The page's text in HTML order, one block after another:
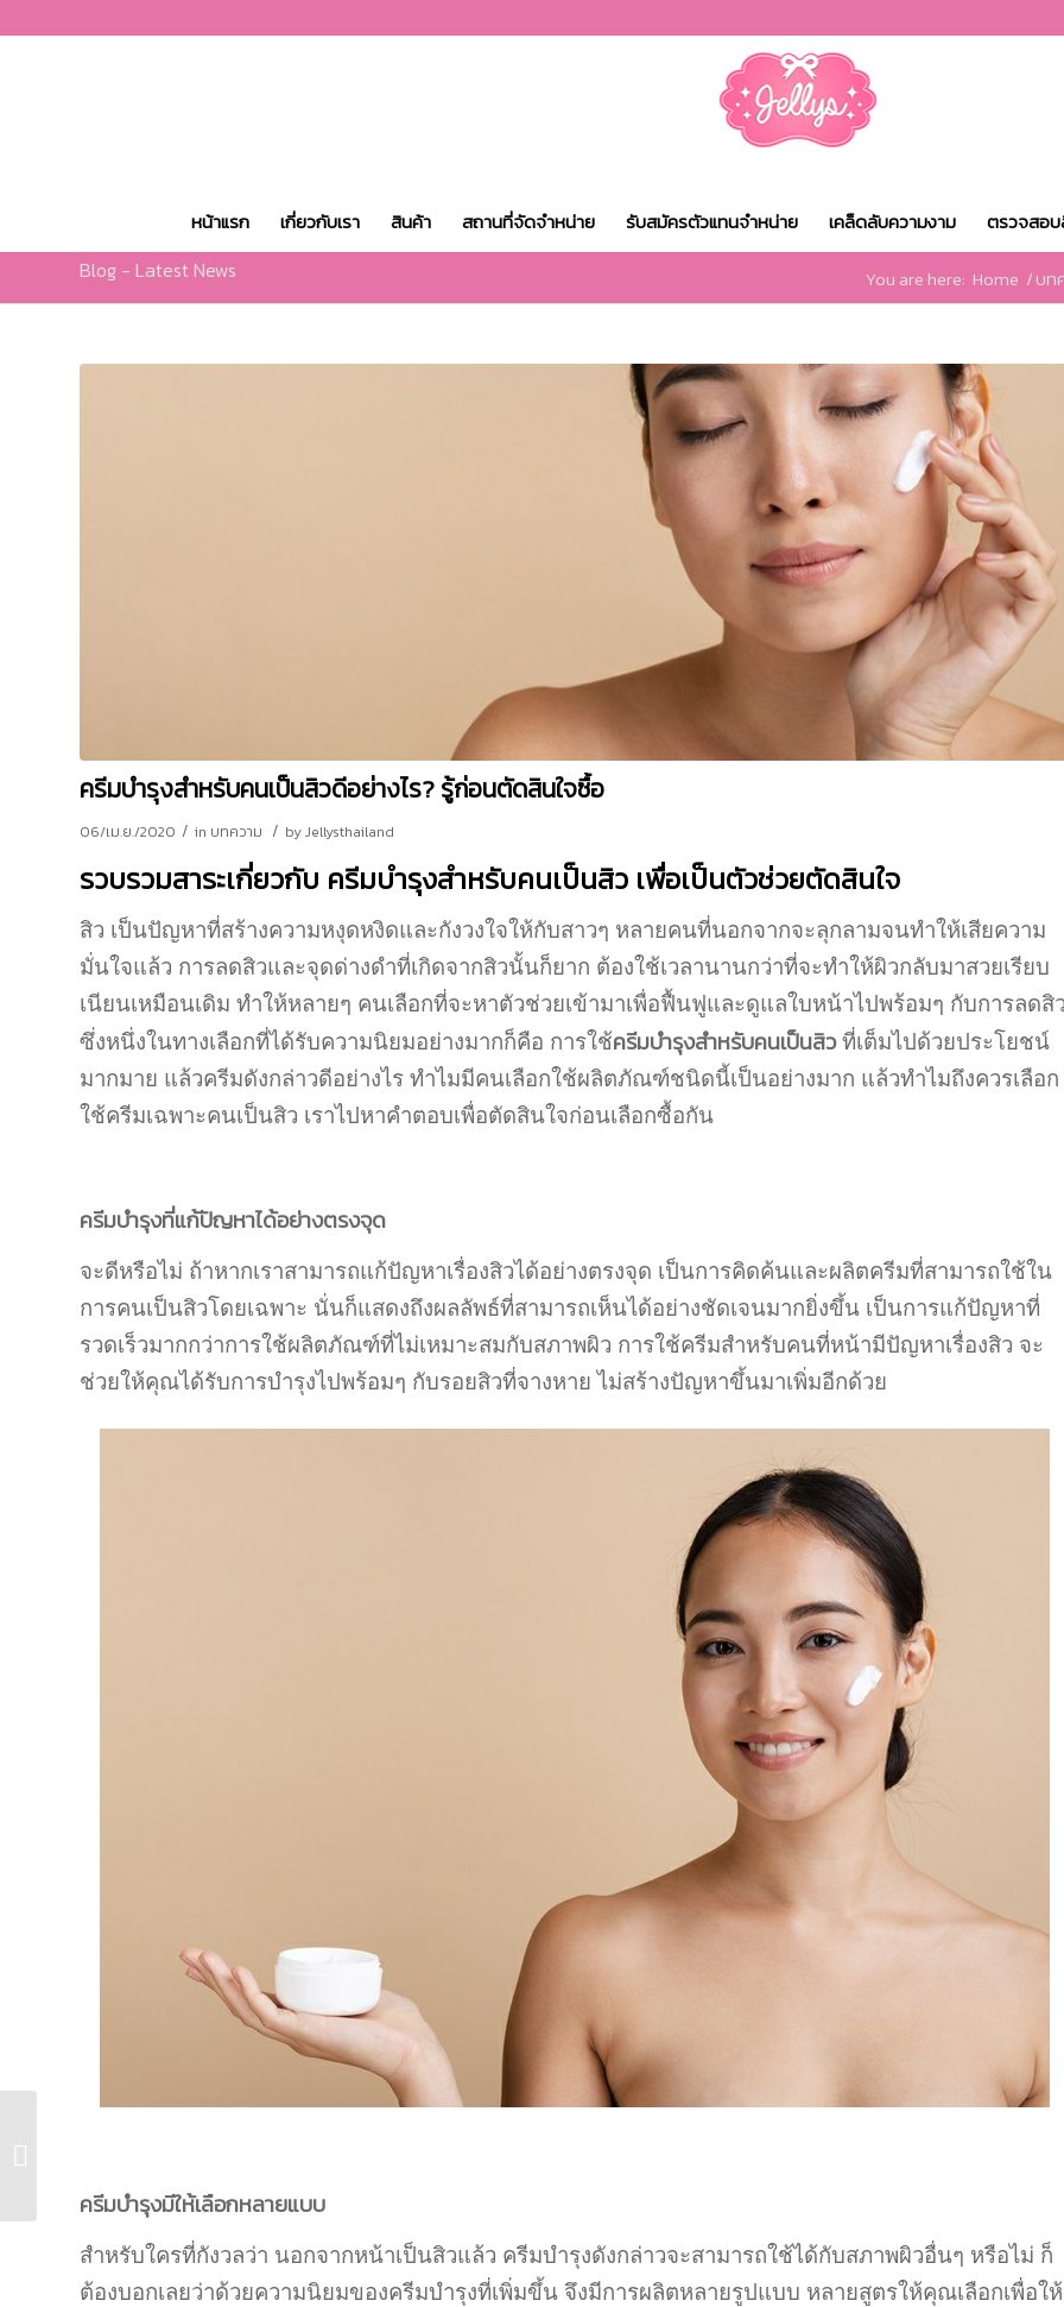
หน้าแรก เกี่ยวกับเรา สินค้า สถานที่จัดจำหน่าย รับสมัครตัวแทนจำหน่าย เคล็ดลับความงาม ตรวจสอ
Blog - Latest News You are here: Home /บท
ครีมบํารุงสําหรับคนเป็นสิวดีอย่างไร? รู้ก่อนตัดสินใจซื้อ
06/เม.ย./2020 / in บทความ / byJellysthailand
รวบรวมสาระเกี่ยวกับ ครีมบํารุงสําหรับคนเป็นสิว เพื่อเป็นตัวช่วยตัดสินใจ
สิว เป็นปัญหาที่สร้างความหงุดหงิดและกังวงใจให้กับสาวๆ หลายคนที่นอกจากจะลุกลามจนทำให้เสียความ
มั่นใจแล้ว การลดสิวและจุดด่างดำที่เกิดจากสิวนั้นก็ยาก ต้องใช้เวลานานกว่าที่จะทำให้ผิวกลับมาสวยเรียบ
เนียนเหมือนเดิม ทำให้หลายๆ คนเลือกที่จะหาตัวช่วยเข้ามาเพื่อฟื้นฟูและดูแลใบหน้าไปพร้อมๆ กับการลดสิ
ซึ่งหนึ่งในทางเลือกที่ได้รับความนิยมอย่างมากก็คือ การใช้ครีมบํารุงสําหรับคนเป็นสิวที่เต็มไปด้วยประโยชน์
มากมาย แล้วครีมดังกล่าวดีอย่างไร ทำไมมีคนเลือกใช้ผลิตภัณฑ์ชนิดนี้เป็นอย่างมาก แล้วทำไมถึงควรเลือก
ใช้ครีมเฉพาะคนเป็นสิว เราไปหาคำตอบเพื่อตัดสินใจก่อนเลือกซื้อกัน
ครีมบำรุงที่แก้ปัญหาได้อย่างตรงจุด
จะดีหรือไม่ ถ้าหากเราสามารถแก้ปัญหาเรื่องสิวได้อย่างตรงจุด เป็นการคิดค้นและผลิตครีมที่สามารถใช้ใน
การคนเป็นสิวโดยเฉพาะ นั่นก็แสดงถึงผลลัพธ์ที่สามารถเห็นได้อย่างชัดเจนมากยิ่งขึ้น เป็นการแก้ปัญหาที่
รวดเร็วมากกว่าการใช้ผลิตภัณฑ์ที่ไม่เหมาะสมกับสภาพผิว การใช้ครีมสำหรับคนที่หน้ามีปัญหาเรื่องสิว จะ
ช่วยให้คุณได้รับการบำรุงไปพร้อมๆ กับรอยสิวที่จางหาย ไม่สร้างปัญหาขึ้นมาเพิ่มอีกด้วย
ครีมบำรุงมีให้เลือกหลายแบบ
สำหรับใครที่กังวลว่า นอกจากหน้าเป็นสิวแล้ว ครีมบำรุงดังกล่าวจะสามารถใช้ได้กับสภาพผิวอื่นๆ หรือไม่ ก็
ต้องบอกเลยว่าด้วยความนิยมของครีมบํารุงที่เพิ่มขึ้น จึงมีการผลิตหลายรูปแบบ หลายสูตรให้คุณเลือกเพื่อให้